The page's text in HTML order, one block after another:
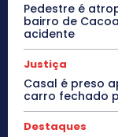
Pedestre é
bairro de
acidente
Justiça
Casal é preso
carro fechado
Destaques